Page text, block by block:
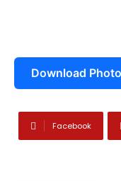
Download
Facebook